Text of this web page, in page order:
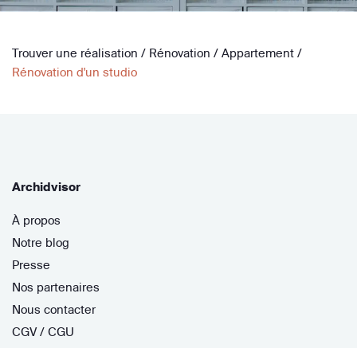
Trouver une réalisation / Rénovation / Appartement /
Rénovation d'un studio
Archidvisor
À propos
Notre blog
Presse
Nos partenaires
Nous contacter
CGV / CGU